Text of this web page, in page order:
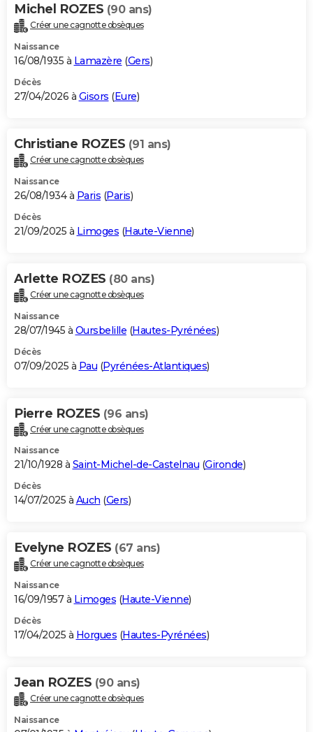
Carte de Noël
Carte Bonne année
Carte Saint-Valentin
Carte Pâques
Carte d'anniversaire
DICTIONNAIRE
Dictionnaire
Biographies
Citations
Expressions
Proverbes
PROGRAMME TV
S'inscrire
Se connecter
Lycées
Collèges
Primaires
Universités
Entreprises
Service militaire
Avis de recherche
AVIS DE DÉCÈS
Bricolage
Lifestyle
Culture
Sport
Auto
Television
Voyage
Cinema
Michel ROZES (90 ans)
Créer une cagnotte obsèques
Naissance
16/08/1935 à Lamazère (Gers)
Décès
27/04/2026 à Gisors (Eure)
Christiane ROZES (91 ans)
Créer une cagnotte obsèques
Naissance
26/08/1934 à Paris (Paris)
Décès
21/09/2025 à Limoges (Haute-Vienne)
Arlette ROZES (80 ans)
Créer une cagnotte obsèques
Naissance
28/07/1945 à Oursbelille (Hautes-Pyrénées)
Décès
07/09/2025 à Pau (Pyrénées-Atlantiques)
Pierre ROZES (96 ans)
Créer une cagnotte obsèques
Naissance
21/10/1928 à Saint-Michel-de-Castelnau (Gironde)
Décès
14/07/2025 à Auch (Gers)
Evelyne ROZES (67 ans)
Créer une cagnotte obsèques
Naissance
16/09/1957 à Limoges (Haute-Vienne)
Décès
17/04/2025 à Horgues (Hautes-Pyrénées)
Jean ROZES (90 ans)
Créer une cagnotte obsèques
Naissance